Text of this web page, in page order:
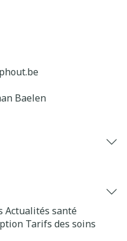
Baelen
Actualités santé
Tarifs des soins